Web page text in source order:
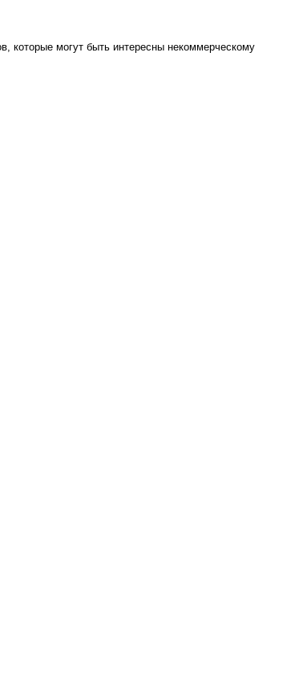
которые могут быть интересны некоммерческому